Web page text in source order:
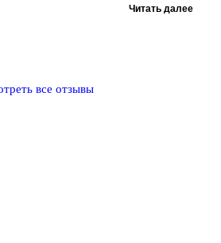
Читать далее
все отзывы